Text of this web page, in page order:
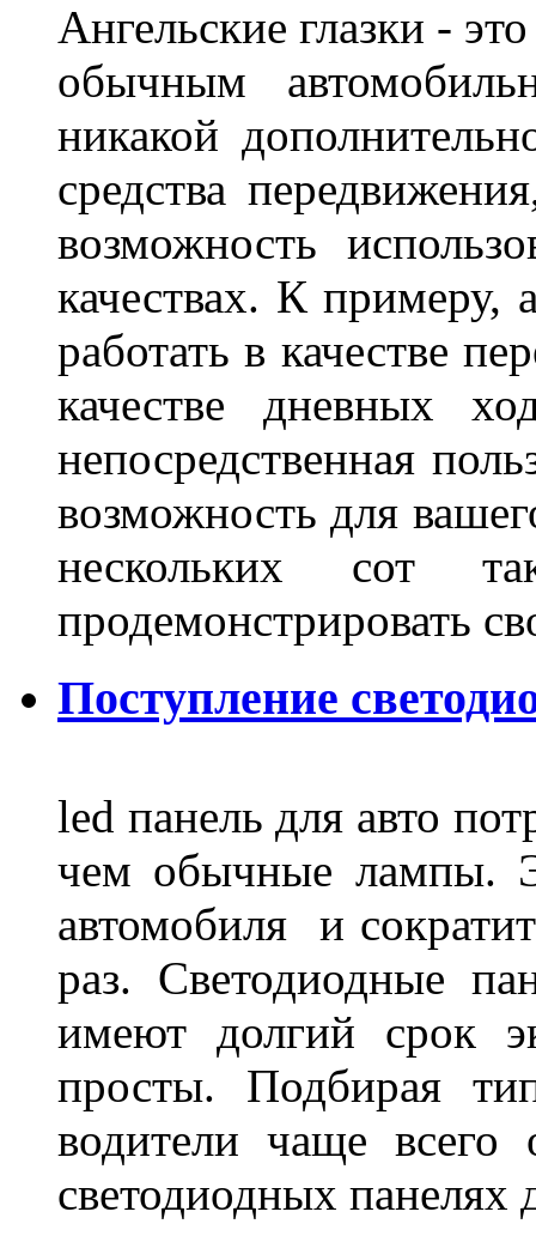
Ангельские глазки -
обычным
никакой
средства
возможность
качествах. К примеру,
работать в качестве
качестве дневных
непосредственная
возможность для
нескольких
продемонстрировать
Поступление
led панель для авто
чем обычные лампы.
автомобиля и
раз. Светодиодные
имеют долгий срок
просты. Подбирая
водители чаще всего
светодиодных